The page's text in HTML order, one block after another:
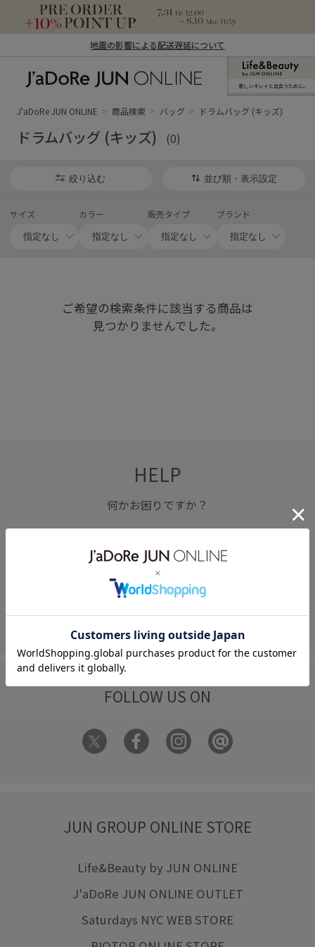
地震の影響による配送遅延について
ン オンライン）
新しいキレイと出合うために。
J'aDoRe JUN ONLINE 商品検索 バッグ ドラムバッグ (キッズ)
ドラムバッグ (キッズ) (0)
絞り込む 並び順・表示設定
サイズ カラー 販売タイプ ブランド
ご希望の検索条件に該当する商品は
見つかりませんでした。
HELP
何かお困りですか？
FAQ
お問い合わせ
フォーム
FOLLOW US ON
JUN GROUP ONLINE STORE
Life&Beauty by JUN ONLINE
J'aDoRe JUN ONLINE OUTLET
Saturdays NYC WEB STORE